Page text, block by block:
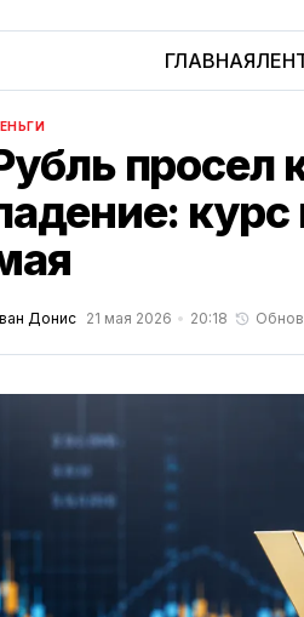
ГЛАВНАЯ
просел
Донис 21 мая 2026 20:18